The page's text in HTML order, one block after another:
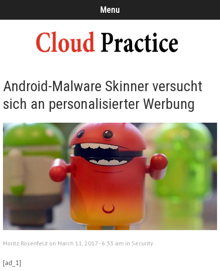
Menu
Android-Malware Skinner versucht
sich an personalisierter Werbung
Moritz Rosenfeld on March 11, 2017 - 6:33 am in Security
[ad_1]